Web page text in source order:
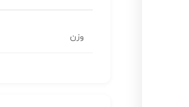
وزن